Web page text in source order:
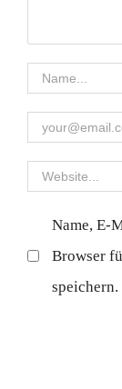
Name, E-
Browser
speichern.